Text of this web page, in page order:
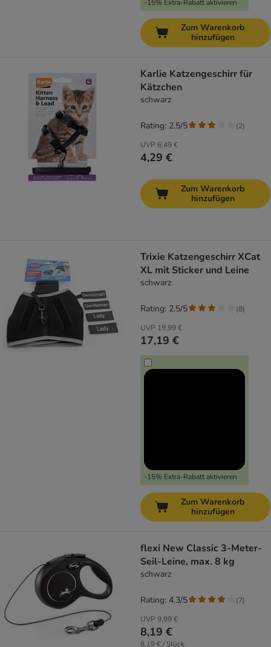
-15% Extra-Rabatt aktivieren
Zum Warenkorb
hinzufügen
Karlie Katzengeschirr für
Kätzchen
schwarz
UVP 6,49 €
4,29 €
Rating: 2.5/5 (2)
Zum Warenkorb
hinzufügen
Trixie Katzengeschirr XCat
XL mit Sticker und Leine
schwarz
UVP 19,99 €
17,19 €
-15% Extra-Rabatt aktivieren
Rating: 2.5/5 (8)
Zum Warenkorb
hinzufügen
flexi New Classic 3-Meter-
Seil-Leine, max. 8 kg
schwarz
UVP 9,99 €
8,19 €
8,19 € / Stück
Rating: 4.3/5 (7)